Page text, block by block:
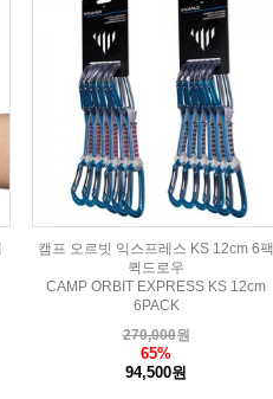
캠프 오르빗 익스프레스 KS 12cm 6팩
퀵드로우
CAMP ORBIT EXPRESS KS 12cm
6PACK
270,000원
65%
94,500원